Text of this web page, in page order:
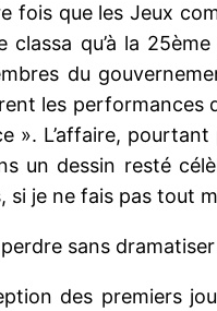
fois que les Jeux
classa qu’à la
du
les performances
». L’affaire,
un dessin resté
si je ne fais pas tout
sans
des premiers